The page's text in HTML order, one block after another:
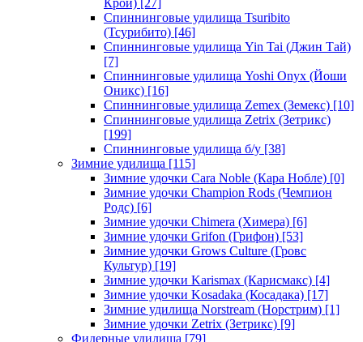
Крой) [27]
Спиннинговые удилища Tsuribito
(Тсурибито) [46]
Спиннинговые удилища Yin Tai (Джин Тай)
[7]
Спиннинговые удилища Yoshi Onyx (Йоши
Оникс) [16]
Спиннинговые удилища Zemex (Земекс) [10]
Спиннинговые удилища Zetrix (Зетрикс)
[199]
Спиннинговые удилища б/у [38]
Зимние удилища [115]
Зимние удочки Cara Noble (Кара Нобле) [0]
Зимние удочки Champion Rods (Чемпион
Родс) [6]
Зимние удочки Chimera (Химера) [6]
Зимние удочки Grifon (Грифон) [53]
Зимние удочки Grows Culture (Гровс
Культур) [19]
Зимние удочки Karismax (Карисмакс) [4]
Зимние удочки Kosadaka (Косадака) [17]
Зимние удилища Norstream (Норстрим) [1]
Зимние удочки Zetrix (Зетрикс) [9]
Фидерные удилища [79]